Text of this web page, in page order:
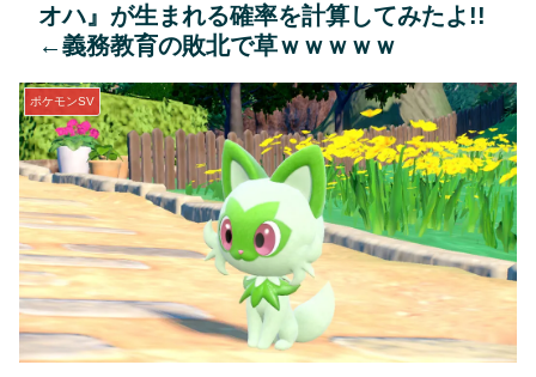
オハ』が生まれる確率を計算してみたよ!!
←義務教育の敗北で草ｗｗｗｗｗ
ポケモンSV